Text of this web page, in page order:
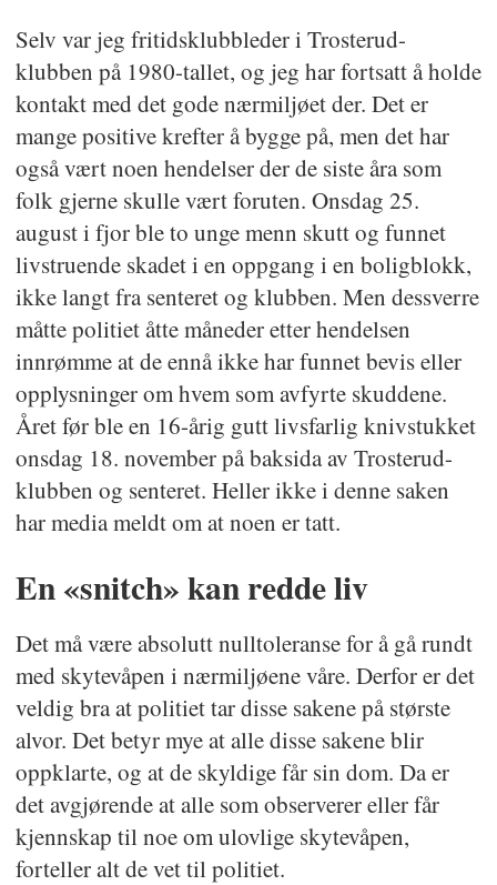
Selv var jeg fritidsklubbleder i Trosterud-
klubben på 1980-tallet, og jeg har fortsatt å holde
kontakt med det gode nærmiljøet der. Det er
mange positive krefter å bygge på, men det har
også vært noen hendelser der de siste åra som
folk gjerne skulle vært foruten. Onsdag 25.
august i fjor ble to unge menn skutt og funnet
livstruende skadet i en oppgang i en boligblokk,
ikke langt fra senteret og klubben. Men dessverre
måtte politiet åtte måneder etter hendelsen
innrømme at de ennå ikke har funnet bevis eller
opplysninger om hvem som avfyrte skuddene.
Året før ble en 16-årig gutt livsfarlig knivstukket
onsdag 18. november på baksida av Trosterud-
klubben og senteret. Heller ikke i denne saken
har media meldt om at noen er tatt.
En «snitch» kan redde liv
Det må være absolutt nulltoleranse for å gå rundt
med skytevåpen i nærmiljøene våre. Derfor er det
veldig bra at politiet tar disse sakene på største
alvor. Det betyr mye at alle disse sakene blir
oppklarte, og at de skyldige får sin dom. Da er
det avgjørende at alle som observerer eller får
kjennskap til noe om ulovlige skytevåpen,
forteller alt de vet til politiet.